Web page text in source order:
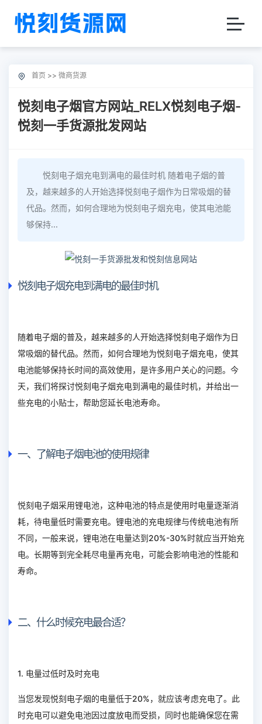
首页 >> 微商货源
悦刻电子烟官方网站_RELX悦刻电子烟-
悦刻一手货源批发网站
悦刻电子烟充电到满电的最佳时机 随着电子烟的普
及，越来越多的人开始选择悦刻电子烟作为日常吸烟的替
代品。然而，如何合理地为悦刻电子烟充电，使其电池能
够保持...
悦刻电子烟充电到满电的最佳时机
随着电子烟的普及，越来越多的人开始选择悦刻电子烟作为日
常吸烟的替代品。然而，如何合理地为悦刻电子烟充电，使其
电池能够保持长时间的高效使用，是许多用户关心的问题。今
天，我们将探讨悦刻电子烟充电到满电的最佳时机，并给出一
些充电的小贴士，帮助您延长电池寿命。
一、了解电子烟电池的使用规律
悦刻电子烟采用锂电池，这种电池的特点是使用时电量逐渐消
耗，待电量低时需要充电。锂电池的充电规律与传统电池有所
不同，一般来说，锂电池在电量达到20%-30%时就应当开始充
电。长期等到完全耗尽电量再充电，可能会影响电池的性能和
寿命。
二、什么时候充电最合适？
1. 电量过低时及时充电
当您发现悦刻电子烟的电量低于20%，就应该考虑充电了。此
时充电可以避免电池因过度放电而受损，同时也能确保您在需